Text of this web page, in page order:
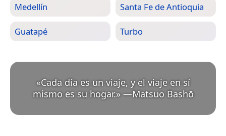
Medellín Santa Fe de Antioquia
Guatapé Turbo
«Cada día es un viaje, y el viaje en sí
mismo es su hogar.» —Matsuo Bashō